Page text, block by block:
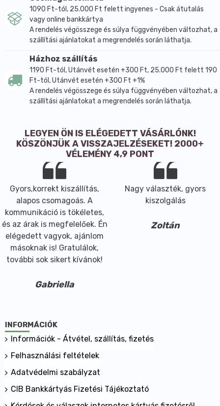
1090 Ft-tól, 25.000 Ft felett ingyenes - Csak átutalás
vagy online bankkártya
A rendelés végösszege és súlya függvényében változhat, a
szállítási ajánlatokat a megrendelés során láthatja.
Házhoz szállítás
1190 Ft-tól, Utánvét esetén +300 Ft, 25.000 Ft felett 190
Ft-tól, Utánvét esetén +300 Ft +1%
A rendelés végösszege és súlya függvényében változhat, a
szállítási ajánlatokat a megrendelés során láthatja.
LEGYEN ÖN IS ELÉGEDETT VÁSÁRLÓNK!
KÖSZÖNJÜK A VISSZAJELZÉSEKET! 2000+
VÉLEMÉNY 4,9 PONT
Gyors,korrekt kiszállítás,
alapos csomagoás. A
kommunikáció is tökéletes,
és az árak is megfelelőek. Én
elégedett vagyok, ajánlom
másoknak is! Gratulálok,
további sok sikert kívánok!
Gabriella
Nagy választék, gyors
kiszolgálás
Zoltán
INFORMÁCIÓK
Információk - Átvétel, szállítás, fizetés
Felhasználási feltételek
Adatvédelmi szabályzat
CIB Bankkártyás Fizetési Tájékoztató